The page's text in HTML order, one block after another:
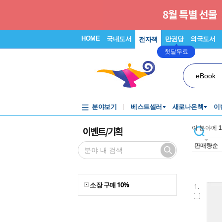
HOME 국내도서 전자책 만권당
첫달무료
외국도서
eBook
분야보기 베스트셀러 새로나온책 이
이벤트/기획
소장 구매 10%
이 분야에
판매량순
1.